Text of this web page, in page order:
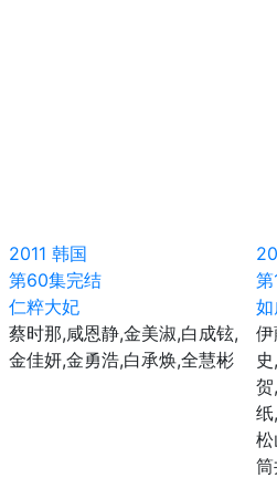
2011 韩国
第60集完结
仁粹大妃
蔡时那,咸恩静,金美淑,白成铉,
金佳妍,金勇浩,白承焕,全慧彬